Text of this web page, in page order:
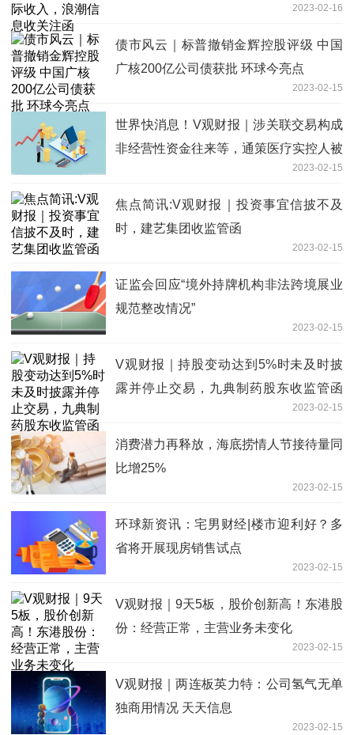
2023-02-16
债市风云｜标普撤销金辉控股评级 中国
广核200亿公司债获批 环球今亮点
2023-02-15
世界快消息！V观财报｜涉关联交易构成
非经营性资金往来等，通策医疗实控人被
2023-02-15
焦点简讯:V观财报｜投资事宜信披不及
时，建艺集团收监管函
2023-02-15
证监会回应“境外持牌机构非法跨境展业
规范整改情况”
2023-02-15
V观财报｜持股变动达到5%时未及时披
露并停止交易，九典制药股东收监管函
2023-02-15
消费潜力再释放，海底捞情人节接待量同
比增25%
2023-02-15
环球新资讯：宅男财经|楼市迎利好？多
省将开展现房销售试点
2023-02-15
V观财报｜9天5板，股价创新高！东港股
份：经营正常，主营业务未变化
2023-02-15
V观财报｜两连板英力特：公司氢气无单
独商用情况 天天信息
2023-02-15